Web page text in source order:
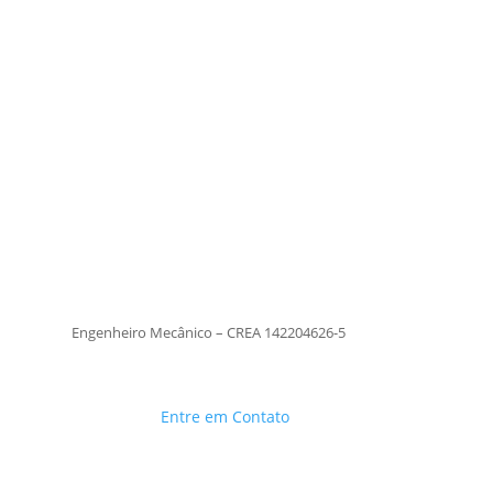
Engenheiro Mecânico – CREA 142204626-5
Entre em Contato